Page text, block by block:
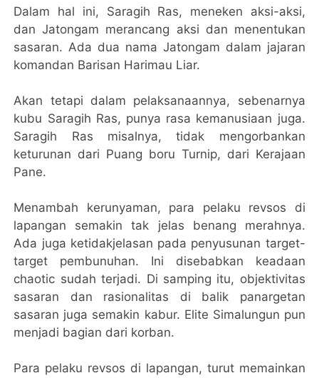
Dalam hal ini, Saragih Ras, meneken aksi-aksi,
dan Jatongam merancang aksi dan menentukan
sasaran. Ada dua nama Jatongam dalam jajaran
komandan Barisan Harimau Liar.
Akan tetapi dalam pelaksanaannya, sebenarnya
kubu Saragih Ras, punya rasa kemanusiaan juga.
Saragih Ras misalnya, tidak mengorbankan
keturunan dari Puang boru Turnip, dari Kerajaan
Pane.
Menambah kerunyaman, para pelaku revsos di
lapangan semakin tak jelas benang merahnya.
Ada juga ketidakjelasan pada penyusunan target-
target pembunuhan. Ini disebabkan keadaan
chaotic sudah terjadi. Di samping itu, objektivitas
sasaran dan rasionalitas di balik panargetan
sasaran juga semakin kabur. Elite Simalungun pun
menjadi bagian dari korban.
Para pelaku revsos di lapangan, turut memainkan